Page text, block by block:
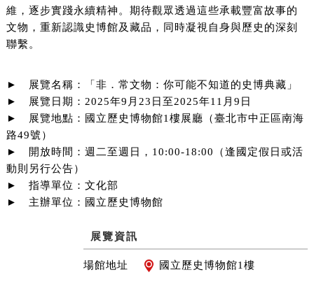
維，逐步實踐永續精神。期待觀眾透過這些承載豐富故事的
文物，重新認識史博館及藏品，同時凝視自身與歷史的深刻
聯繫。
► 展覽名稱：「非．常文物：你可能不知道的史博典藏」
► 展覽日期：2025年9月23日至2025年11月9日
► 展覽地點：國立歷史博物館1樓展廳（臺北市中正區南海
路49號）
► 開放時間：週二至週日，10:00-18:00（逢國定假日或活
動則另行公告）
► 指導單位：文化部
► 主辦單位：國立歷史博物館
展覽資訊
場館地址 國立歷史博物館1樓